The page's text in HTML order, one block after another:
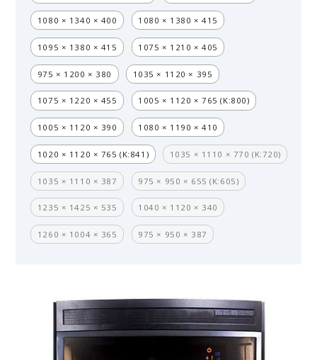
1080 × 1340 × 400 1080 × 1380 × 415
1095 × 1380 × 415 1075 × 1210 × 405
975 × 1200 × 380 1035 × 1120 × 395
1075 × 1220 × 455 1005 × 1120 × 765 (K:800)
1005 × 1120 × 390 1080 × 1190 × 410
1020 × 1120 × 765 (K:841) 1035 × 1110 × 770 (K:720)
1035 × 1110 × 387 975 × 950 × 655 (K:605)
1235 × 1425 × 535 1040 × 1120 × 340
1260 × 1004 × 365 975 × 950 × 387